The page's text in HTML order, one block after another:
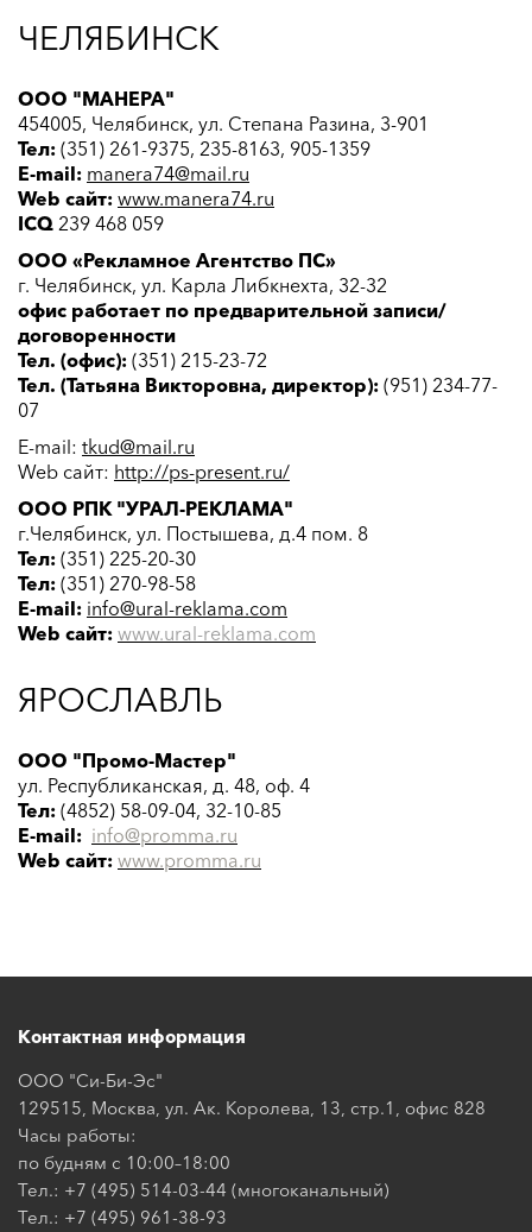
ЧЕЛЯБИНСК
ООО "МАНЕРА"
454005, Челябинск, ул. Степана Разина, 3-901
Тел: (351) 261-9375, 235-8163, 905-1359
E-mail: manera74@mail.ru
Web сайт: www.manera74.ru
ICQ 239 468 059
ООО «Рекламное Агентство ПС»
г. Челябинск, ул. Карла Либкнехта, 32-32
офис работает по предварительной записи/
договоренности
Тел. (офис): (351) 215-23-72
Тел. (Татьяна Викторовна, директор): (951) 234-77-
07
E-mail: tkud@mail.ru
Web сайт: http://ps-present.ru/
ООО РПК "УРАЛ-РЕКЛАМА"
г.Челябинск, ул. Постышева, д.4 пом. 8
Тел: (351) 225-20-30
Тел: (351) 270-98-58
E-mail: info@ural-reklama.com
Web сайт: www.ural-reklama.com
ЯРОСЛАВЛЬ
ООО "Промо-Мастер"
ул. Республиканская, д. 48, оф. 4
Тел: (4852) 58-09-04, 32-10-85
E-mail: info@promma.ru
Web сайт: www.promma.ru
Контактная информация
ООО "Си-Би-Эс"
129515, Москва, ул. Ак. Королева, 13, стр.1, офис 828
Часы работы:
по будням с 10:00–18:00
Тел.: +7 (495) 514-03-44 (многоканальный)
Тел.: +7 (495) 961-38-93